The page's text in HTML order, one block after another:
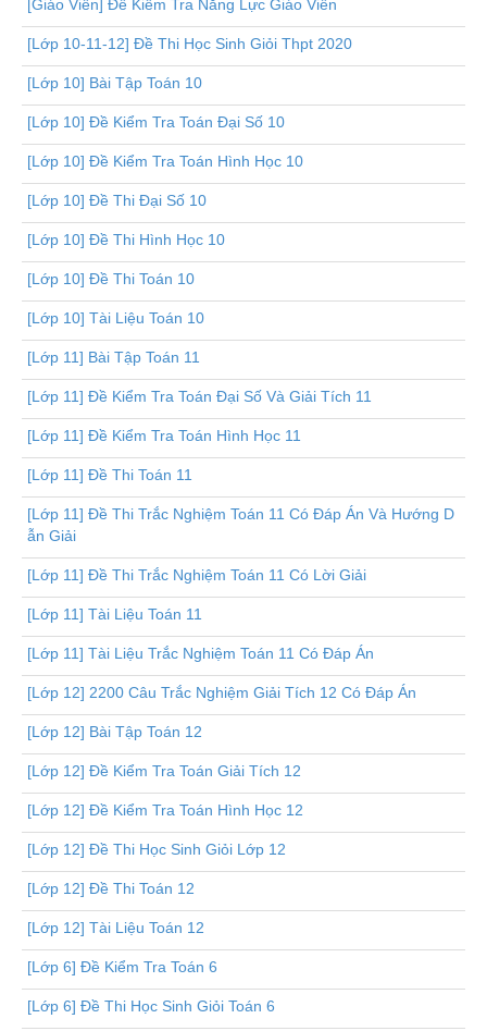
[Giáo Viên] Đề Kiểm Tra Năng Lực Giáo Viên
[Lớp 10-11-12] Đề Thi Học Sinh Giỏi Thpt 2020
[Lớp 10] Bài Tập Toán 10
[Lớp 10] Đề Kiểm Tra Toán Đại Số 10
[Lớp 10] Đề Kiểm Tra Toán Hình Học 10
[Lớp 10] Đề Thi Đại Số 10
[Lớp 10] Đề Thi Hình Học 10
[Lớp 10] Đề Thi Toán 10
[Lớp 10] Tài Liệu Toán 10
[Lớp 11] Bài Tập Toán 11
[Lớp 11] Đề Kiểm Tra Toán Đại Số Và Giải Tích 11
[Lớp 11] Đề Kiểm Tra Toán Hình Học 11
[Lớp 11] Đề Thi Toán 11
[Lớp 11] Đề Thi Trắc Nghiệm Toán 11 Có Đáp Án Và Hướng D
ẫn Giải
[Lớp 11] Đề Thi Trắc Nghiệm Toán 11 Có Lời Giải
[Lớp 11] Tài Liệu Toán 11
[Lớp 11] Tài Liệu Trắc Nghiệm Toán 11 Có Đáp Án
[Lớp 12] 2200 Câu Trắc Nghiệm Giải Tích 12 Có Đáp Án
[Lớp 12] Bài Tập Toán 12
[Lớp 12] Đề Kiểm Tra Toán Giải Tích 12
[Lớp 12] Đề Kiểm Tra Toán Hình Học 12
[Lớp 12] Đề Thi Học Sinh Giỏi Lớp 12
[Lớp 12] Đề Thi Toán 12
[Lớp 12] Tài Liệu Toán 12
[Lớp 6] Đề Kiểm Tra Toán 6
[Lớp 6] Đề Thi Học Sinh Giỏi Toán 6